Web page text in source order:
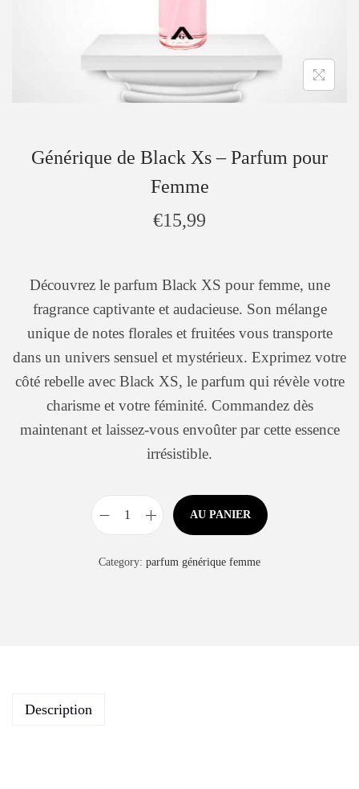
Générique de Black Xs – Parfum pour
Femme
€15,99
Découvrez le parfum Black XS pour femme, une
fragrance captivante et audacieuse. Son mélange
unique de notes florales et fruitées vous transporte
dans un univers sensuel et mystérieux. Exprimez votre
côté rebelle avec Black XS, le parfum qui révèle votre
charisme et votre féminité. Commandez dès
maintenant et laissez-vous envoûter par cette essence
irrésistible.
AU PANIER
Category: parfum générique femme
Description